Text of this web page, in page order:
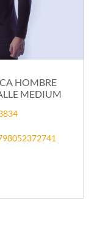
HOMBRE
MEDIUM